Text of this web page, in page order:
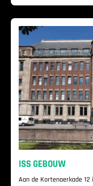
ISS GEBOUW
Aan de Kortenaerkade